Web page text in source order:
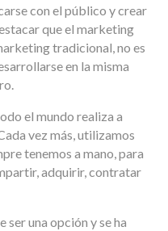
con el público y crear
que el marketing
tradicional, no es
en la misma
el mundo realiza a
vez más, utilizamos
tenemos a mano, para
adquirir, contratar
una opción y se ha